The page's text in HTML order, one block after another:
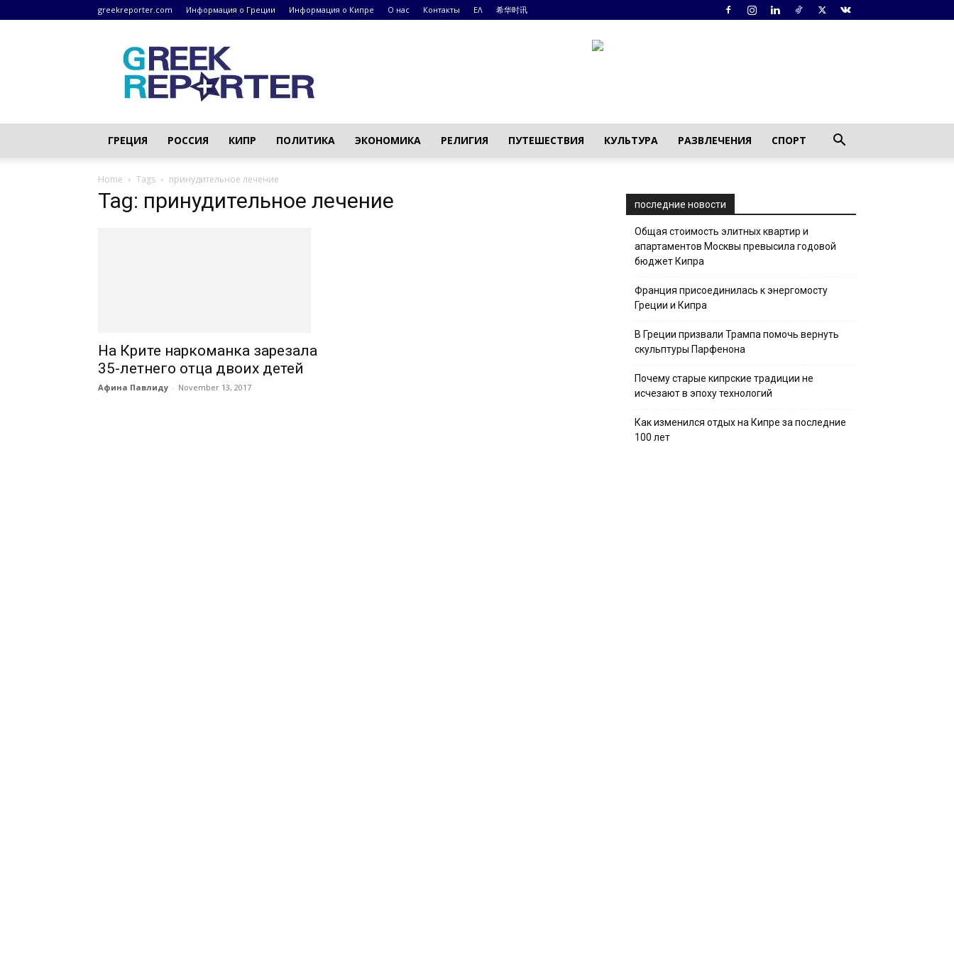
greekreporter.com Информация о Греции Информация о Кипре О нас Контакты ΕΛ 希华时讯
Греческие
новости
–
greekreporter.com
ГРЕЦИЯ РОССИЯ КИПР ПОЛИТИКА ЭКОНОМИКА РЕЛИГИЯ ПУТЕШЕСТВИЯ КУЛЬТУРА РАЗВЛЕЧЕНИЯ СПОРТ
Home Tags принудительное лечение
Tag: принудительное лечение
На Крите наркоманка зарезала
35-летнего отца двоих детей
Афина Павлиду - November 13, 2017
последние новости
Общая стоимость элитных квартир и
апартаментов Москвы превысила годовой
бюджет Кипра
Франция присоединилась к энергомосту
Греции и Кипра
В Греции призвали Трампа помочь вернуть
скульптуры Парфенона
Почему старые кипрские традиции не
исчезают в эпоху технологий
Как изменился отдых на Кипре за последние
100 лет